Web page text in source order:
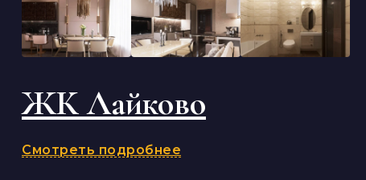
ЖК Лайково
Смотреть подробнее